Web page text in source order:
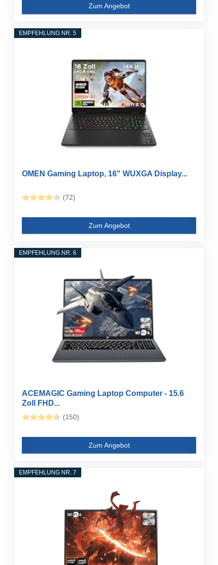
Zum Angebot
EMPFEHLUNG NR. 5
OMEN Gaming Laptop, 16" WUXGA Display...
(72)
Zum Angebot
EMPFEHLUNG NR. 6
ACEMAGIC Gaming Laptop Computer - 15.6
Zoll FHD...
(150)
Zum Angebot
EMPFEHLUNG NR. 7